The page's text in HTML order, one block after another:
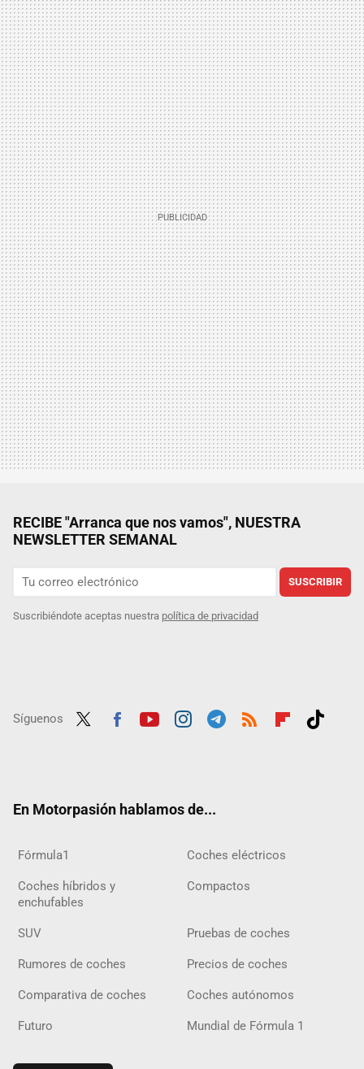
RECIBE "Arranca que nos vamos", NUESTRA
NEWSLETTER SEMANAL
SUSCRIBIR
Suscribiéndote aceptas nuestra política de privacidad
Síguenos
En Motorpasión hablamos de...
Fórmula1 Coches eléctricos
Coches híbridos y
enchufables
Compactos
SUV Pruebas de coches
Rumores de coches Precios de coches
Comparativa de coches Coches autónomos
Futuro Mundial de Fórmula 1